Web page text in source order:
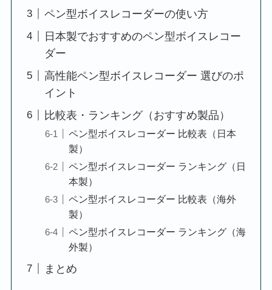
ペン型ボイスレコーダーの使い方
日本製でおすすめのペン型ボイスレコー
ダー
高性能ペン型ボイスレコーダー 選びのポ
イント
比較表・ランキング（おすすめ製品）
ペン型ボイスレコーダー 比較表（日本
製）
ペン型ボイスレコーダー ランキング（日
本製）
ペン型ボイスレコーダー 比較表（海外
製）
ペン型ボイスレコーダー ランキング（海
外製）
まとめ